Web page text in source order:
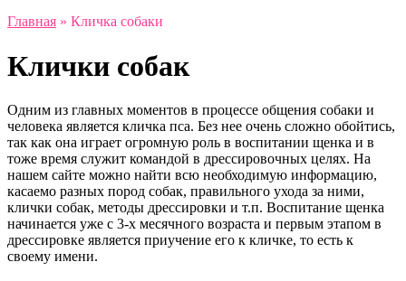
Главная » Кличка собаки
Клички собак
Одним из главных моментов в процессе общения собаки и
человека является кличка пса. Без нее очень сложно обойтись,
так как она играет огромную роль в воспитании щенка и в
тоже время служит командой в дрессировочных целях. На
нашем сайте можно найти всю необходимую информацию,
касаемо разных пород собак, правильного ухода за ними,
клички собак, методы дрессировки и т.п. Воспитание щенка
начинается уже с 3-х месячного возраста и первым этапом в
дрессировке является приучение его к кличке, то есть к
своему имени.